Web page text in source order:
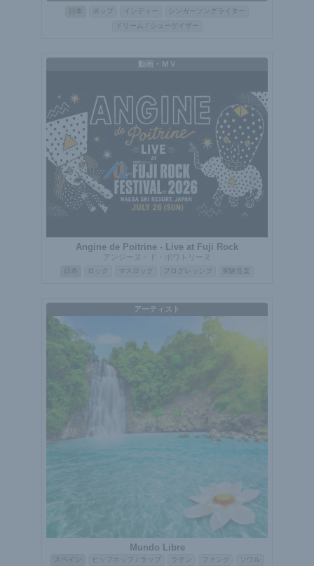
ポップ インディー
シンガーソングライター
ドリーム / シューゲイザー
動画・ＭＶ
Angine de Poitrine - Live at Fuji Rock
アンジーヌ・ド・ポワトリーヌ
ロック マスロック プログレッシブ 実験音楽
アーティスト
Mundo Libre
スペイン ヒップホップ / ラップ ラテン ファンク ソウル